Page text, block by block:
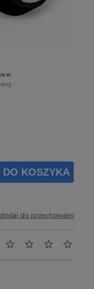
w:
płatności
DO KOSZYKA
dodaj do przechowalni